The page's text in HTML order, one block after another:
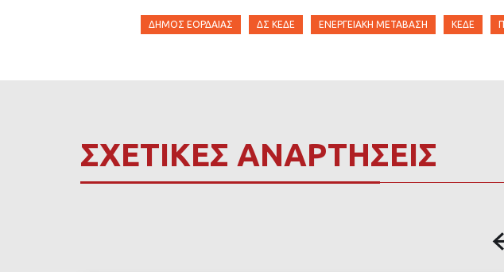
ΔΉΜΟΣ ΕΟΡΔΑΊΑΣ ΔΣ ΚΕΔΕ ΕΝΕΡΓΕΙΑΚΉ ΜΕΤΆΒΑΣΗ ΚΕΔΕ
ΣΧΕΤΙΚΕΣ ΑΝΑΡΤΗΣΕΙΣ